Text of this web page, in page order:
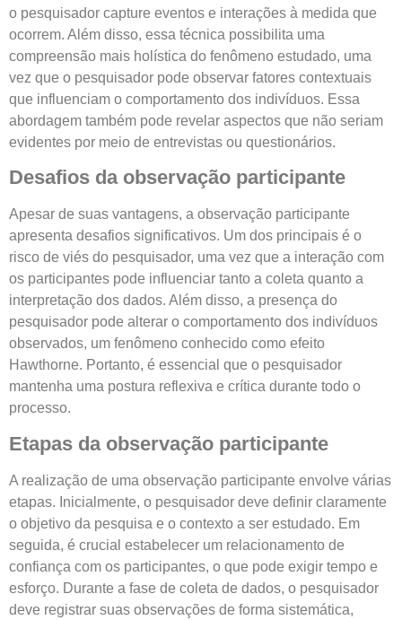
o pesquisador capture eventos e interações à medida que
ocorrem. Além disso, essa técnica possibilita uma
compreensão mais holística do fenômeno estudado, uma
vez que o pesquisador pode observar fatores contextuais
que influenciam o comportamento dos indivíduos. Essa
abordagem também pode revelar aspectos que não seriam
evidentes por meio de entrevistas ou questionários.
Desafios da observação participante
Apesar de suas vantagens, a observação participante
apresenta desafios significativos. Um dos principais é o
risco de viés do pesquisador, uma vez que a interação com
os participantes pode influenciar tanto a coleta quanto a
interpretação dos dados. Além disso, a presença do
pesquisador pode alterar o comportamento dos indivíduos
observados, um fenômeno conhecido como efeito
Hawthorne. Portanto, é essencial que o pesquisador
mantenha uma postura reflexiva e crítica durante todo o
processo.
Etapas da observação participante
A realização de uma observação participante envolve várias
etapas. Inicialmente, o pesquisador deve definir claramente
o objetivo da pesquisa e o contexto a ser estudado. Em
seguida, é crucial estabelecer um relacionamento de
confiança com os participantes, o que pode exigir tempo e
esforço. Durante a fase de coleta de dados, o pesquisador
deve registrar suas observações de forma sistemática,